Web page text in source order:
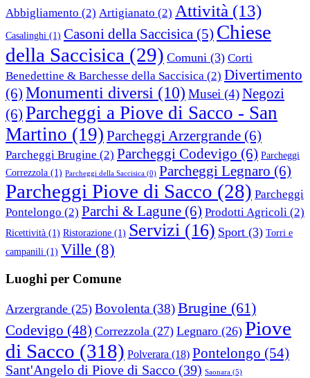
Abbigliamento (2) Artigianato (2) Attività (13)
Casalinghi (1) Casoni della Saccisica (5) Chiese
della Saccisica (29) Comuni (3) Corti
Benedettine & Barchesse della Saccisica (2) Divertimento
(6) Monumenti diversi (10) Musei (4)Negozi
(6) Parcheggi a Piove di Sacco - San
Martino (19) Parcheggi Arzergrande (6)
Parcheggi Brugine (2) Parcheggi Codevigo (6) Parcheggi
Correzzola (1) Parcheggi della Saccisica (0) Parcheggi Legnaro (6)
Parcheggi Piove di Sacco (28) Parcheggi
Pontelongo (2) Parchi & Lagune (6) Prodotti Agricoli (2)
Ricettività (1) Ristorazione (1) Servizi (16) Sport (3) Torri e
campanili (1) Ville (8)
Luoghi per Comune
Arzergrande (25) Bovolenta (38)Brugine (61)
Codevigo (48) Correzzola (27) Legnaro (26) Piove
di Sacco (318) Polverara (18) Pontelongo (54)
Sant'Angelo di Piove di Sacco (39) Saonara (5)